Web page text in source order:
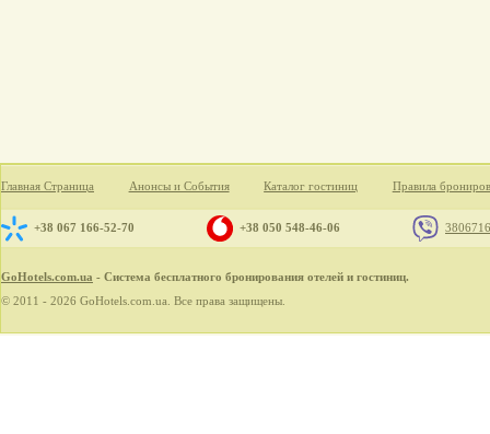
Главная Страница Анонсы и События Каталог гостиниц Правила
+38 067 166-52-70 +38 050 548-46-06
GoHotels.com.ua - Система бесплатного бронирования отелей и гостиниц.
© 2011 - 2026 GoHotels.com.ua. Все права защищены.